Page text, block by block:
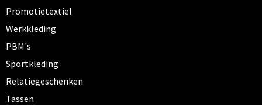
Promotietextiel
Werkkleding
PBM's
Sportkleding
Relatiegeschenken
Tassen